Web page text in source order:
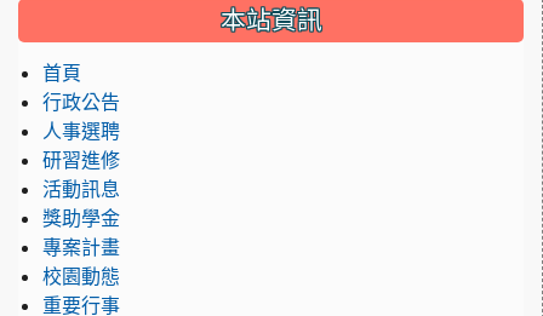
::: 本站資訊
首頁
行政公告
人事選聘
研習進修
活動訊息
獎助學金
專案計畫
校園動態
重要行事